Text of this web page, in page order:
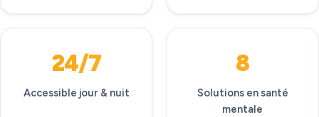
24/7
Accessible jour & nuit
8
Solutions en santé
mentale